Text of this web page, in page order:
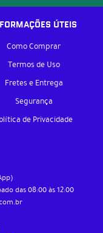
ÚTEIS
Como Comprar
Termos de Uso
Fretes e Entrega
Segurança
de Privacidade
das 08:00 às 12:00